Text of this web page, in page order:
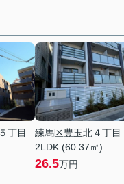
丁目
練馬区豊玉北４丁目
2LDK (60.37㎡)
26.5万円